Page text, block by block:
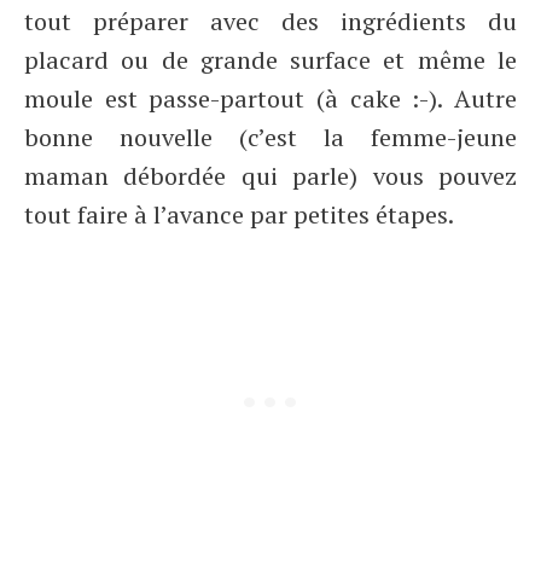
tout préparer avec des ingrédients du
placard ou de grande surface et même le
moule est passe-partout (à cake :-). Autre
bonne nouvelle (c’est la femme-jeune
maman débordée qui parle) vous pouvez
tout faire à l’avance par petites étapes.